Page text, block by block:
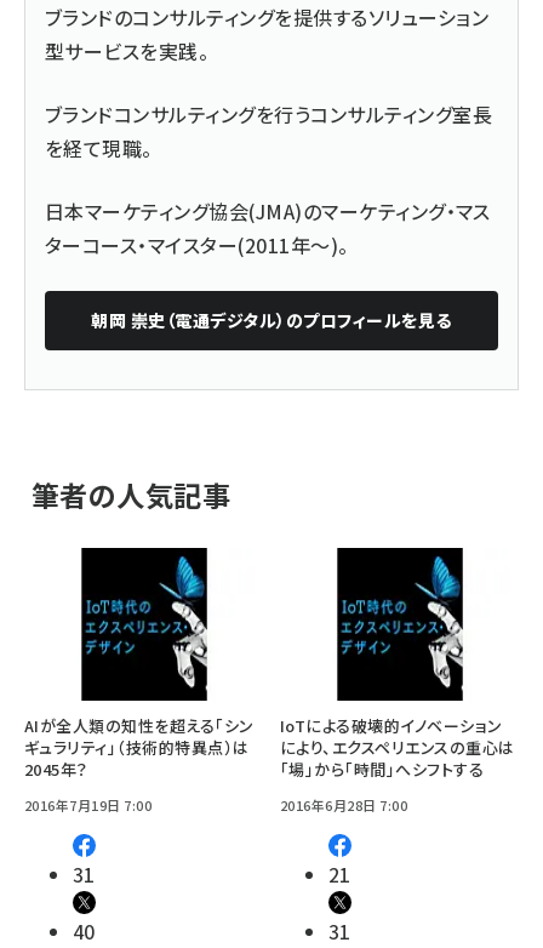
ブランドのコンサルティングを提供するソリューション
型サービスを実践。
ブランドコンサルティングを行うコンサルティング室長
を経て現職。
日本マーケティング協会(JMA)のマーケティング・マス
ターコース・マイスター(2011年～)。
朝岡 崇史（電通デジタル） のプロフィールを見る
筆者の人気記事
AIが全人類の知性を超える「シン
ギュラリティ」（技術的特異点）は
2045年？
2016年7月19日 7:00
31
40
IoTによる破壊的イノベーション
により、エクスペリエンスの重心は
「場」から「時間」へシフトする
2016年6月28日 7:00
21
31